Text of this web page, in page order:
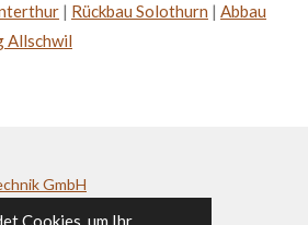
Cookies, um Ihr
| Rückbau Solothurn | Abbau
Allschwil
GmbH